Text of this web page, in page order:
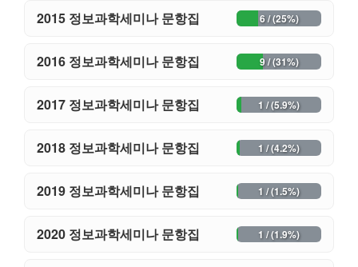
2015 정보과학세미나 문항집 6 / (25%)
2016 정보과학세미나 문항집 9 / (31%)
2017 정보과학세미나 문항집 1 / (5.9%)
2018 정보과학세미나 문항집 1 / (4.2%)
2019 정보과학세미나 문항집 1 / (1.5%)
2020 정보과학세미나 문항집 1 / (1.9%)